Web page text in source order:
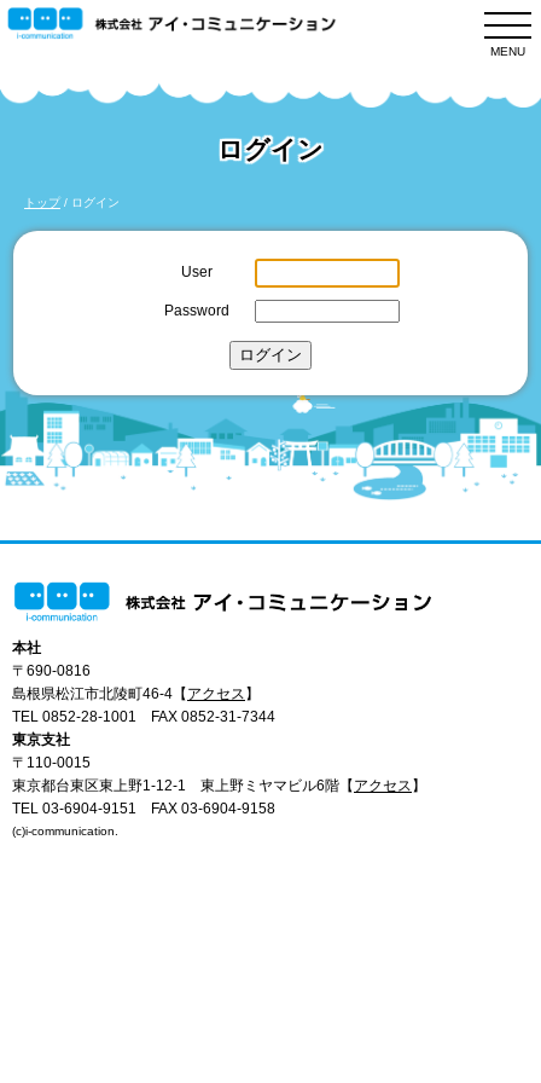
このページの本文へ
MENU
ログイン
現
在
トップ/ ログイン
User
Password
ログイン
本社
〒690-0816
島根県松江市北陵町46-4【 アクセス 】
TEL 0852-28-1001
FAX 0852-31-7344
東京支社
〒110-0015
東京都台東区東上野1-12-1 東上野ミヤマビル6階【 アクセス 】
TEL 03-6904-9151
FAX 03-6904-9158
(c)i-communication.